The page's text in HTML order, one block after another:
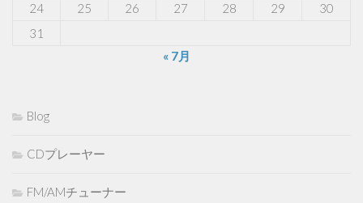
24
25 26 27 28 29
30
31
« 7月
Blog
CDプレーヤー
FM/AMチューナー